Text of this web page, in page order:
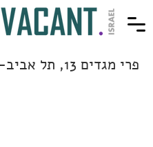
פרי מגדים 13, תל אביב-יפו